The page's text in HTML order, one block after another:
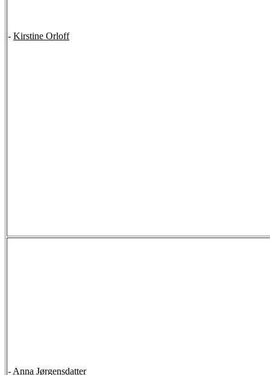
- Kirstine Orloff
- Anna Jørgensdatter